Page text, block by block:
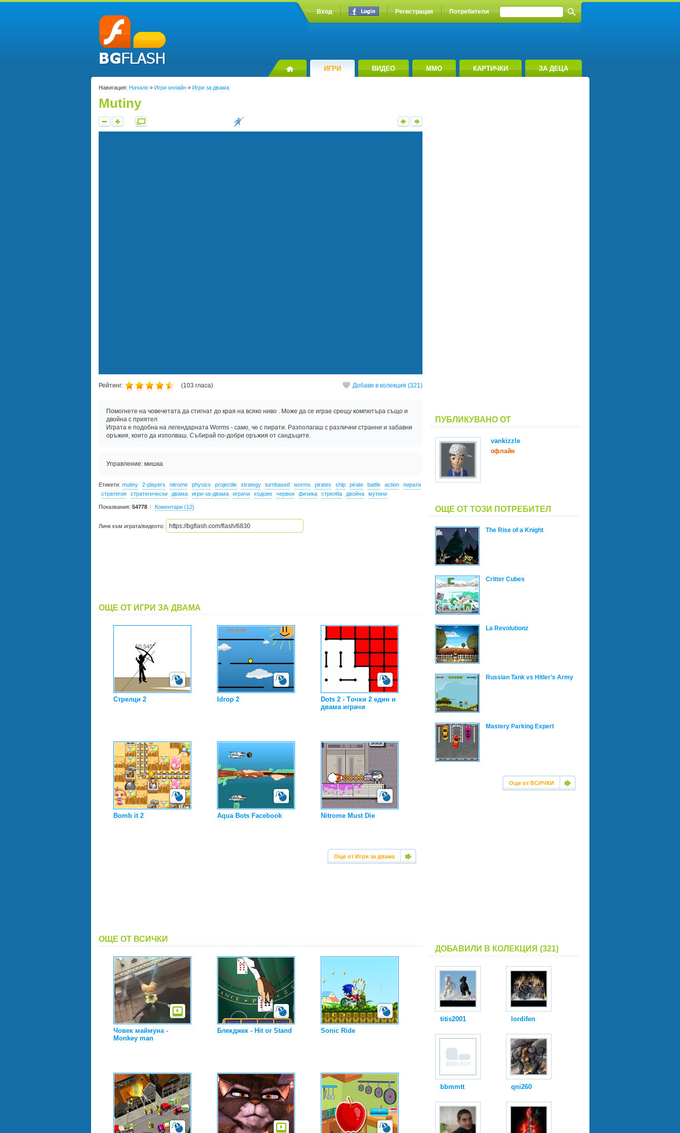
Вход Регистрация Потребители
ИГРИ ВИДЕО MMO КАРТИЧКИ ЗА ДЕЦА
Навигация: Начало» Игри онлайн» Игри за двама
Mutiny
Рейтинг: (103 гласа) Добави в колекция (321)
Помогнете на човечетата да стигнат до края на всяко ниво . Може да се играе срещу компютъра също и
двойна с приятел
Играта е подобна на легендарната Worms - само, че с пирати. Разполагаш с различни странни и забавни
оръжия, които да изполваш. Събирай по-добри оръжия от сандъците.
Управление: мишка
Етикети: mutiny 2-players nitrome physics projectile strategy turnbased worms pirates ship pirate battle action
пирати
стратегия
стратегически двама игри-за-двама играчи ходове червеи физика стрелба двойна мутини
Показвания: 54778 Коментари (12)
Линк към играта/видеото:
ОЩЕ ОТ ИГРИ ЗА ДВАМА
Стрелци 2 Idrop 2
Dots 2 - Tочки 2 един и
двама играчи
Bomb it 2 Aqua Bots Facebook Nitrome Must Die
Още от Игри за двама
ОЩЕ ОТ ВСИЧКИ
Човек маймуна -
Monkey man
Блекджек - Hit or Stand Sonic Ride
ПУБЛИКУВАНО ОТ
vankizzle
офлайн
ОЩЕ ОТ ТОЗИ ПОТРЕБИТЕЛ
The Rise of a Knight
Critter Cubes
La Revolutionz
Russian Tank vs Hitler’s Army
Mastery Parking Expert
Още от ВСИЧКИ
ДОБАВИЛИ В КОЛЕКЦИЯ (321)
titis2001 lordifen
bbmmtt qni260